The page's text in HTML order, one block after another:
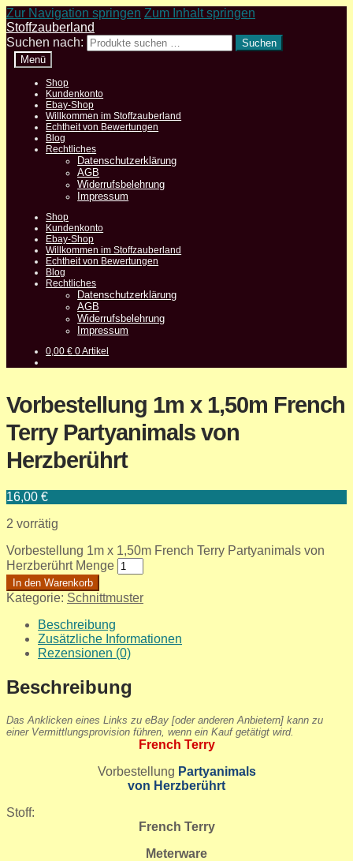
Zur Navigation springen Zum Inhalt springen
Stoffzauberland
Suchen nach:
Suchen
Menü
Shop
Kundenkonto
Ebay-Shop
Willkommen im Stoffzauberland
Echtheit von Bewertungen
Blog
Rechtliches
Datenschutzerklärung
AGB
Widerrufsbelehrung
Impressum
Shop
Kundenkonto
Ebay-Shop
Willkommen im Stoffzauberland
Echtheit von Bewertungen
Blog
Rechtliches
Datenschutzerklärung
AGB
Widerrufsbelehrung
Impressum
0,00€ 0 Artikel
Vorbestellung 1m x 1,50m French
Terry Partyanimals von
Herzberührt
16,00 €
2 vorrätig
Vorbestellung 1m x 1,50m French Terry Partyanimals von
Herzberührt Menge
In den Warenkorb
Kategorie: Schnittmuster
Beschreibung
Zusätzliche Informationen
Rezensionen (0)
Beschreibung
Das Anklicken eines Links zu eBay [oder anderen Anbietern] kann zu
einer Vermittlungsprovision führen, wenn ein Kauf getätigt wird.
French Terry
Vorbestellung Partyanimals
von Herzberührt
Stoff:
French Terry
Meterware